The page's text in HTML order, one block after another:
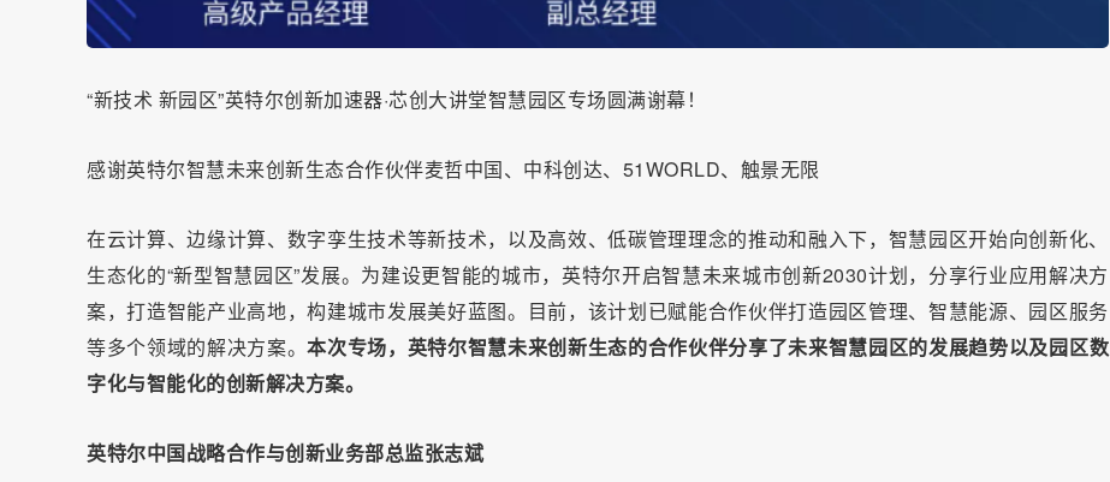
“新技术 新园区”英特尔创新加速器·芯创大讲堂智慧园区专场圆满谢幕！
感谢英特尔智慧未来创新生态合作伙伴麦哲中国、中科创达、51WORLD、触景无限
在云计算、边缘计算、数字孪生技术等新技术，以及高效、低碳管理理念的推动和融入下，智慧园区开始向创新化、
生态化的“新型智慧园区”发展。为建设更智能的城市，英特尔开启智慧未来城市创新2030计划，分享行业应用解决方
案，打造智能产业高地，构建城市发展美好蓝图。目前，该计划已赋能合作伙伴打造园区管理、智慧能源、园区服务
等多个领域的解决方案。本次专场，英特尔智慧未来创新生态的合作伙伴分享了未来智慧园区的发展趋势以及园区数
字化与智能化的创新解决方案。
英特尔中国战略合作与创新业务部总监张志斌